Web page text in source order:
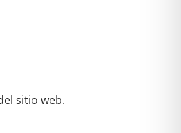
sitio web.